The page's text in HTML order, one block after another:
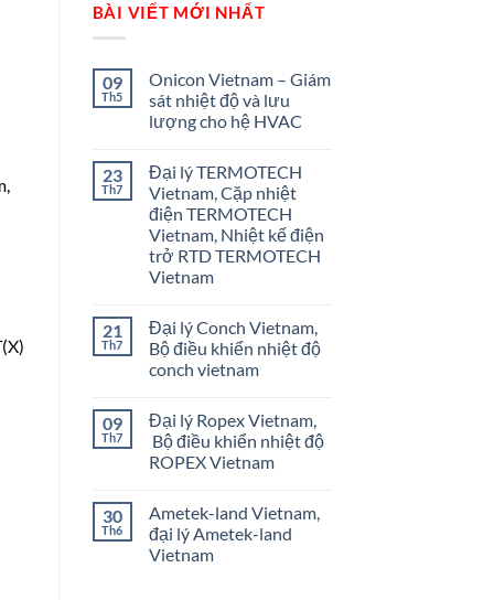
BÀI VIẾT MỚI NHẤT
09
Th5
Onicon Vietnam – Giám
sát nhiệt độ và lưu
lượng cho hệ HVAC
bình
luận
ở
Onicon
Vietnam
–
Giám
sát
nhiệt
lưu
lượng
cho
hệ
23
Th7
Đại lý TERMOTECH
Vietnam, Cặp nhiệt
điện TERMOTECH
Vietnam, Nhiệt kế điện
trở RTD TERMOTECH
Vietnam
bình
luận
ở
Đại
Vietnam,
Cặp
nhiệt
điện
TERMOTECH
kế
điện
trở
RTD
21
Th7
Đại lý Conch Vietnam,
Bộ điều khiển nhiệt độ
conch vietnam
bình
luận
ở
Đại
Vietnam,
Bộ
điều
khiển
nhiệt
09
Th7
Đại lý Ropex Vietnam,
Bộ điều khiển nhiệt độ
ROPEX Vietnam
bình
luận
ở
Đại
30
Th6
Ametek-land Vietnam,
đại lý Ametek-land
Vietnam